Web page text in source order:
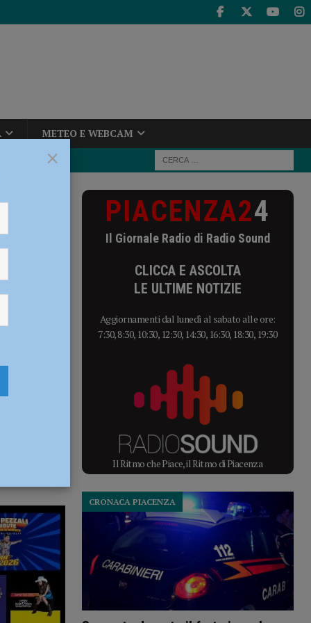
METEO E WEBCAM
auto,
PIACENZA24
Il Giornale Radio di Radio Sound
CLICCA E ASCOLTA
LE ULTIME NOTIZIE
Aggiornamenti dal lunedì al sabato alle ore:
7:30, 8:30, 10:30, 12:30, 14:30, 16:30, 18:30, 19:30
Il Ritmo che Piace, il Ritmo di Piacenza
CRONACA PIACENZA
×